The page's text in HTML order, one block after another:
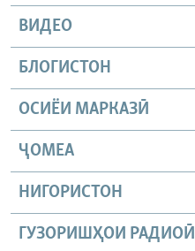
ВИДЕО
БЛОГИСТОН
ОСИЁИ МАРКАЗӢ
ҶОМEА
НИГОРИСТОН
ГУЗОРИШҲОИ РАДИОӢ